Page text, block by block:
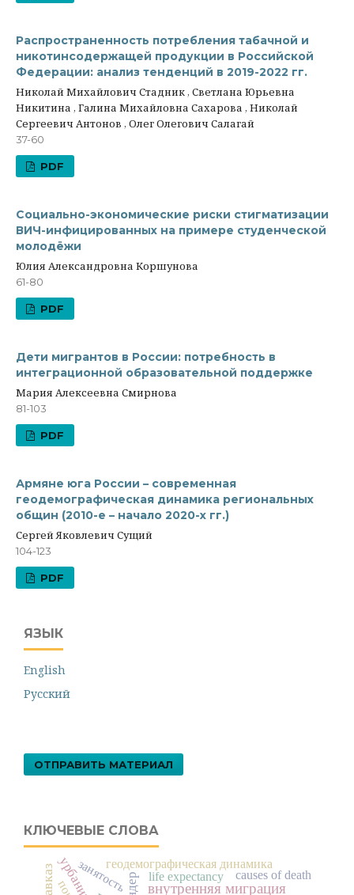
Распространенность потребления табачной и
никотинсодержащей продукции в Российской
Федерации: анализ тенденций в 2019-2022 гг.
Николай Михайлович Стадник , Светлана Юрьевна
Никитина , Галина Михайловна Сахарова , Николай
Сергеевич Антонов , Олег Олегович Салагай
37-60
PDF
Социально-экономические риски стигматизации
ВИЧ-инфицированных на примере студенческой
молодёжи
Юлия Александровна Коршунова
61-80
PDF
Дети мигрантов в России: потребность в
интеграционной образовательной поддержке
Мария Алексеевна Смирнова
81-103
PDF
Армяне юга России – современная
геодемографическая динамика региональных
общин (2010-е – начало 2020-х гг.)
Сергей Яковлевич Сущий
104-123
PDF
ЯЗЫК
English
Русский
ОТПРАВИТЬ МАТЕРИАЛ
КЛЮЧЕВЫЕ СЛОВА
внутренняя миграция
life expectancy
геодемографическая динамика
занятость causes of death